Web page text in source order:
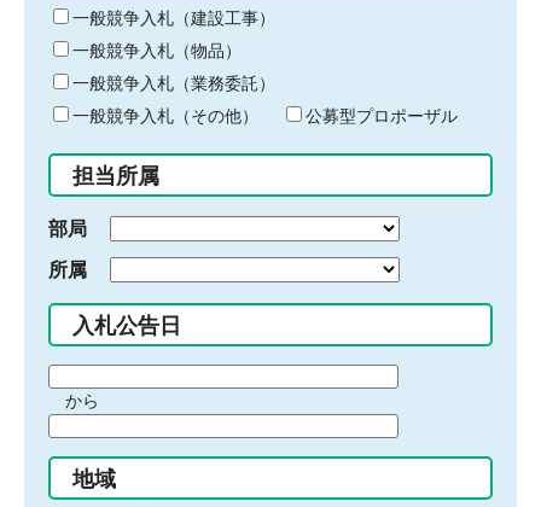
キ
ー
ワ
ー
ド
入
力
一般競争入札（建設工事）
一般競争入札（物品）
一般競争入札（業務委託）
一般競争入札（その他）
公募型プロポーザル
担当所属
部局
所属
入札公告日
間
始
から
間
地域